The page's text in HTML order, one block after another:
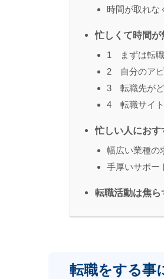
時間が取れな
忙しくて時間
1 まずは転職
2 自分のアピ
3 転職先がど
4 転職サイト
忙しい人におす
幅広い業種の
手厚いサポー
転職活動は焦ら
転職をする事